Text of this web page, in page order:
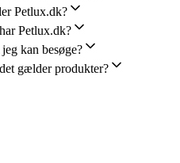
Petlux.dk?
Petlux.dk?
kan besøge?
gælder produkter?